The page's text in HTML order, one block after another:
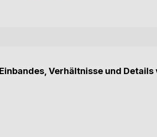
Verhältnisse und